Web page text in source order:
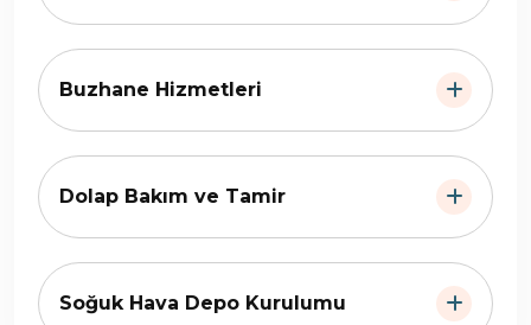
Buzhane Hizmetleri
Dolap Bakım ve Tamir
Soğuk Hava Depo Kurulumu